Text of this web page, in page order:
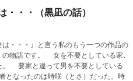
・・・（黒凪の話）
・・・』と言う私のもう一つの作品の
要としている家､
。 要家と違って男を不要としている
となったのは時咲（とさ）だった。時